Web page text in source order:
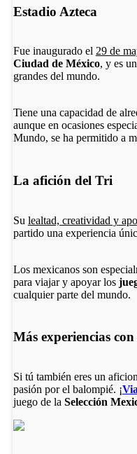
Estadio Azteca
Fue inaugurado el 29 de
Ciudad de México, y es
grandes del mundo.
Tiene una capacidad de
aunque en ocasiones
Mundo, se ha permitido a
La afición del Tri
Su lealtad, creatividad y
partido una experiencia
Los mexicanos son
para viajar y apoyar los
cualquier parte del mundo.
Más experiencias
Si tú también eres un
pasión por el balompié. ¡
juego de la Selección